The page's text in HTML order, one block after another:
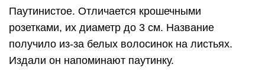
Паутинистое. Отличается крошечными
розетками, их диаметр до 3 см. Название
получило из-за белых волосинок на листьях.
Издали он напоминают паутинку.